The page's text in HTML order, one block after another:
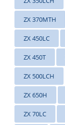
ZX 370MTH
ZX 450LC
ZX 450T
ZX 500LCH
ZX 650H
ZX 70LC